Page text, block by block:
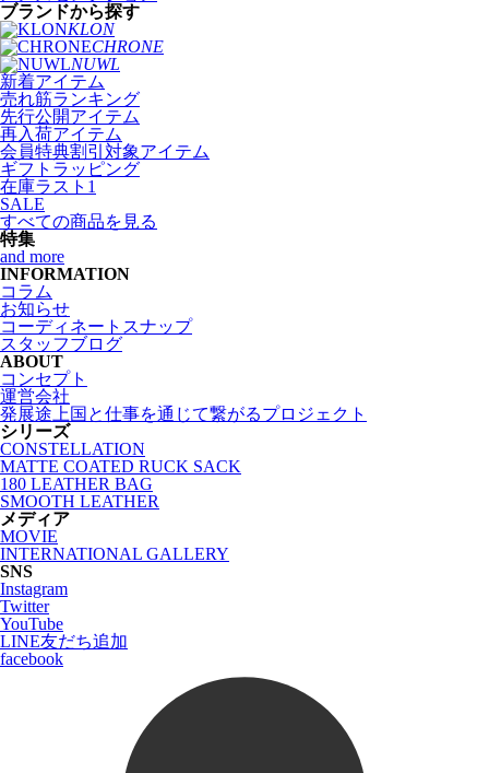
ブランドから探す
KLON
CHRONE
NUWL
新着アイテム
売れ筋ランキング
先行公開アイテム
再入荷アイテム
会員特典割引対象アイテム
ギフトラッピング
在庫ラスト1
SALE
すべての商品を見る
特集
and more
INFORMATION
コラム
お知らせ
コーディネートスナップ
スタッフブログ
ABOUT
コンセプト
運営会社
発展途上国と仕事を通じて繋がるプロジェクト
シリーズ
CONSTELLATION
MATTE COATED RUCK SACK
180 LEATHER BAG
SMOOTH LEATHER
メディア
MOVIE
INTERNATIONAL GALLERY
SNS
Instagram
Twitter
YouTube
LINE友だち追加
facebook